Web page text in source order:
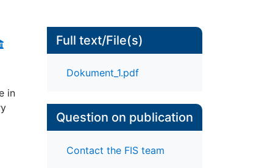
in
Full text/File(s)
Dokument_1.pdf
Question on publication
Contact the FIS team